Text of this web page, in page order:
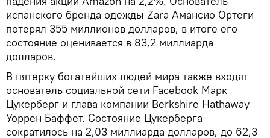
испанского бренда одежды Zara Амансио Ортеги
потерял 355 миллионов долларов, в итоге его
состояние оценивается в 83,2 миллиарда
долларов.
В пятерку богатейших людей мира также входят
основатель социальной сети Facebook Марк
Цукерберг и глава компании Berkshire Hathaway
Уоррен Баффет. Состояние Цукерберга
сократилось на 2,03 миллиарда долларов, до 62,3